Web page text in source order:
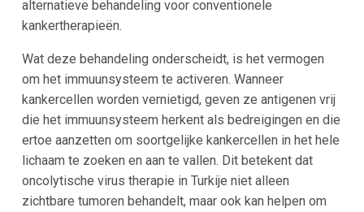
alternatieve behandeling voor conventionele
kankertherapieën.
Wat deze behandeling onderscheidt, is het vermogen
om het immuunsysteem te activeren. Wanneer
kankercellen worden vernietigd, geven ze antigenen vrij
die het immuunsysteem herkent als bedreigingen en die
ertoe aanzetten om soortgelijke kankercellen in het hele
lichaam te zoeken en aan te vallen. Dit betekent dat
oncolytische virus therapie in Turkije niet alleen
zichtbare tumoren behandelt, maar ook kan helpen om